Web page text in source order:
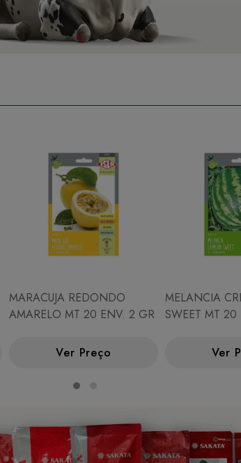
MARACUJA REDONDO
AMARELO MT 20 ENV. 2 GR
Ver Preço
MELANCIA
SWEET MT
Ver